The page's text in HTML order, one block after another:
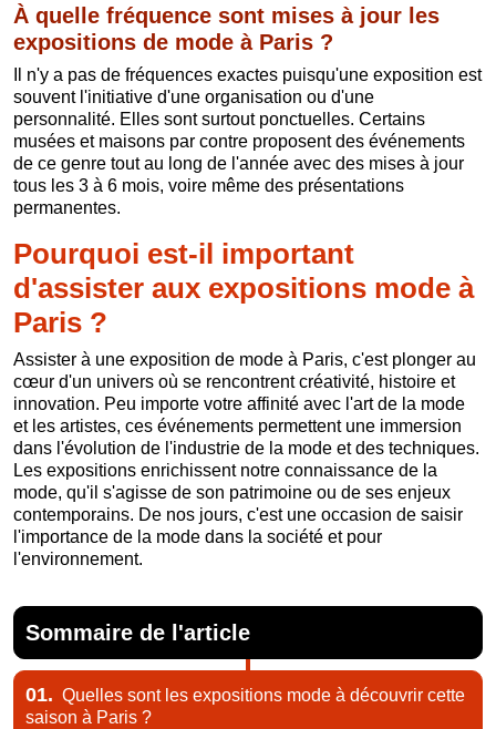
À quelle fréquence sont mises à jour les
expositions de mode à Paris ?
Il n'y a pas de fréquences exactes puisqu'une exposition est
souvent l'initiative d'une organisation ou d'une
personnalité. Elles sont surtout ponctuelles. Certains
musées et maisons par contre proposent des événements
de ce genre tout au long de l'année avec des mises à jour
tous les 3 à 6 mois, voire même des présentations
permanentes.
Pourquoi est-il important
d'assister aux expositions mode à
Paris ?
Assister à une exposition de mode à Paris, c'est plonger au
cœur d'un univers où se rencontrent créativité, histoire et
innovation. Peu importe votre affinité avec l'art de la mode
et les artistes, ces événements permettent une immersion
dans l'évolution de l'industrie de la mode et des techniques.
Les expositions enrichissent notre connaissance de la
mode, qu'il s'agisse de son patrimoine ou de ses enjeux
contemporains. De nos jours, c'est une occasion de saisir
l'importance de la mode dans la société et pour
l'environnement.
Sommaire de l'article
01. Quelles sont les expositions mode à découvrir cette
saison à Paris ?